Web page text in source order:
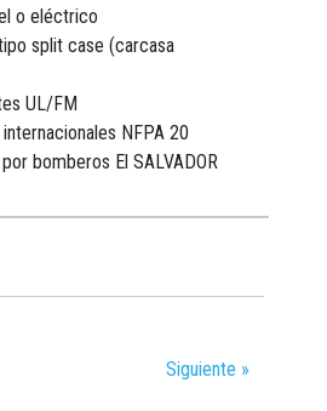
o eléctrico
split case (carcasa
UL/FM
NFPA 20
bomberos El SALVADOR
Siguiente »